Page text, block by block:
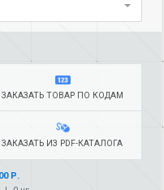
ЗАКАЗАТЬ ТОВАР ПО КОДАМ
ЗАКАЗАТЬ ИЗ PDF-КАТАЛОГА
Р.